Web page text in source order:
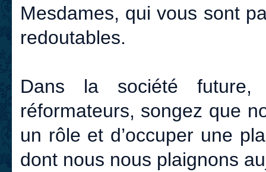
Mesdames, qui vous sont
redoutables.
Dans la société
réformateurs, songez que
un rôle et d’occuper une
dont nous nous plaignons